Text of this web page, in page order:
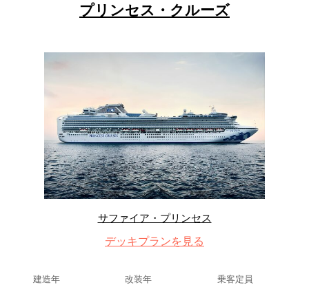
プリンセス・クルーズ
サファイア・プリンセス
デッキプランを見る
建造年 改装年 乗客定員